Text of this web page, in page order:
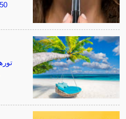
50% تخفیف لوازم